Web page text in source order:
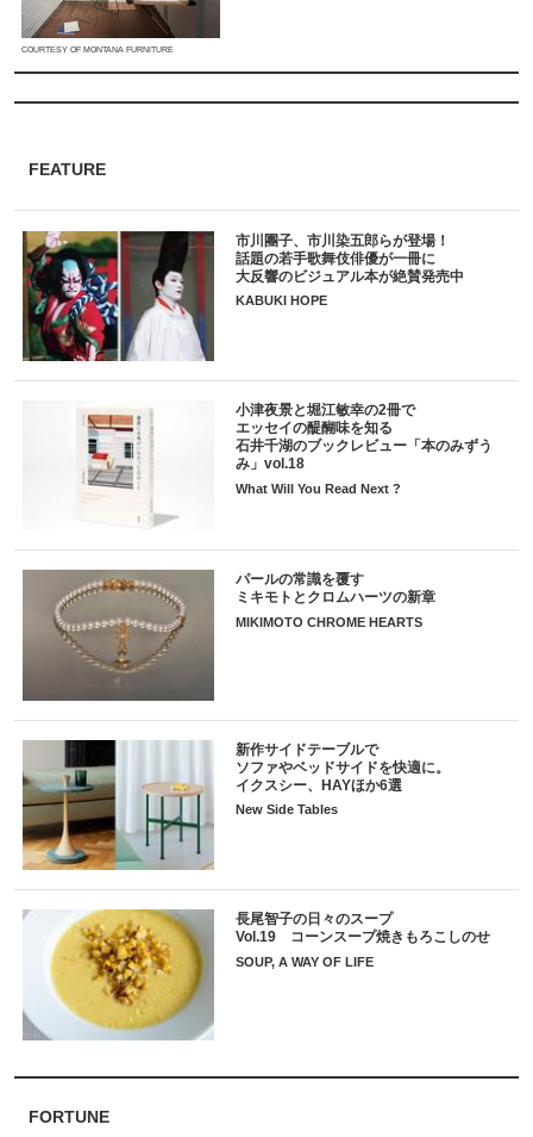
FEATURE
市川團子、市川染五郎らが登場！
話題の若手歌舞伎俳優が一冊に
大反響のビジュアル本が絶賛発売中
KABUKI HOPE
小津夜景と堀江敏幸の2冊で
エッセイの醍醐味を知る
石井千湖のブックレビュー「本のみずう
み」vol.18
What Will You Read Next ?
パールの常識を覆す
ミキモトとクロムハーツの新章
MIKIMOTO CHROME HEARTS
新作サイドテーブルで
ソファやベッドサイドを快適に。
イクスシー、HAYほか6選
New Side Tables
長尾智子の日々のスープ
Vol.19 コーンスープ焼きもろこしのせ
SOUP, A WAY OF LIFE
FORTUNE
COURTESY OF MONTANA FURNITURE